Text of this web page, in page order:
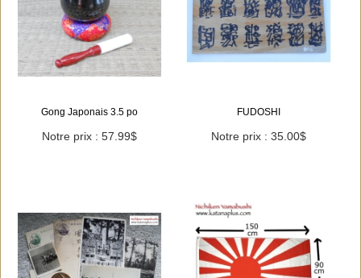
Gong Japonais 3.5 po
Notre prix : 57.99$
FUDOSHI
Notre prix : 35.00$